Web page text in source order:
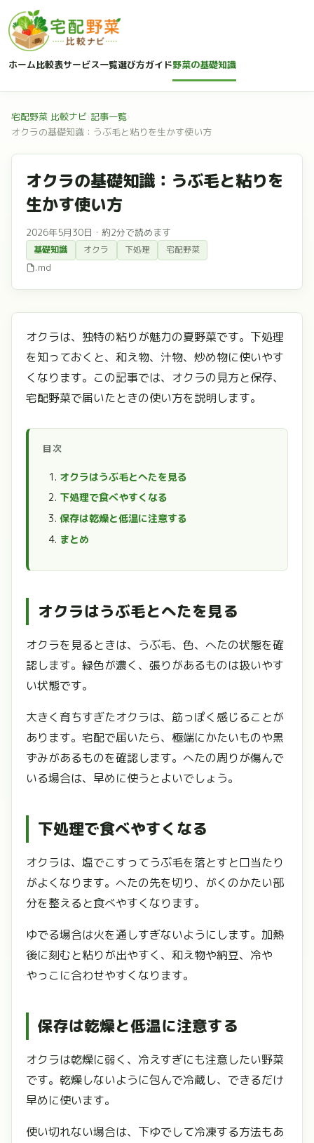
ホーム比較表サービス一覧選び方ガイド野菜の基礎知識
宅配野菜 比較ナビ›記事一覧›
オクラの基礎知識：うぶ毛と粘りを生かす使い方
オクラの基礎知識：うぶ毛と粘りを
生かす使い方
2026年5月30日 ・ 約2分で読めます
基礎知識 オクラ 下処理 宅配野菜
.md
オクラは、独特の粘りが魅力の夏野菜です。下処理
を知っておくと、和え物、汁物、炒め物に使いやす
くなります。この記事では、オクラの見方と保存、
宅配野菜で届いたときの使い方を説明します。
目次
オクラはうぶ毛とへたを見る
下処理で食べやすくなる
保存は乾燥と低温に注意する
まとめ
オクラはうぶ毛とへたを見る
オクラを見るときは、うぶ毛、色、へたの状態を確
認します。緑色が濃く、張りがあるものは扱いやす
い状態です。
大きく育ちすぎたオクラは、筋っぽく感じることが
あります。宅配で届いたら、極端にかたいものや黒
ずみがあるものを確認します。へたの周りが傷んで
いる場合は、早めに使うとよいでしょう。
下処理で食べやすくなる
オクラは、塩でこすってうぶ毛を落とすと口当たり
がよくなります。へたの先を切り、がくのかたい部
分を整えると食べやすくなります。
ゆでる場合は火を通しすぎないようにします。加熱
後に刻むと粘りが出やすく、和え物や納豆、冷や
やっこに合わせやすくなります。
保存は乾燥と低温に注意する
オクラは乾燥に弱く、冷えすぎにも注意したい野菜
です。乾燥しないように包んで冷蔵し、できるだけ
早めに使います。
使い切れない場合は、下ゆでして冷凍する方法もあ